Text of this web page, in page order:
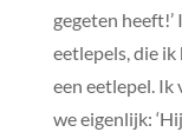
gegeten
eetlepels, die ik
een eetlepel. Ik
we eigenlijk: